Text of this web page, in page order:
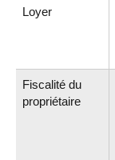
Loyer
Fiscalité du
propriétaire